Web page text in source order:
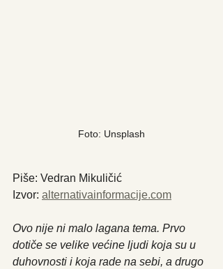
Foto: Unsplash
Piše: Vedran Mikuličić
Izvor: alternativainformacije.com
Ovo nije ni malo lagana tema. Prvo
dotiče se velike većine ljudi koja su u
duhovnosti i koja rade na sebi, a drugo